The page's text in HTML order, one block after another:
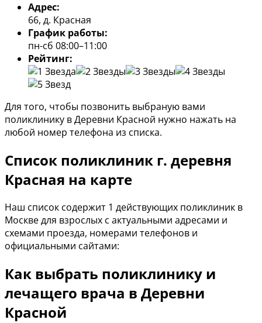
Адрес:
66, д. Красная
График работы:
пн-сб 08:00–11:00
Рейтинг:
Для того, чтобы позвонить выбраную вами
поликлинику в Деревни Красной нужно нажать на
любой номер телефона из списка.
Список поликлиник г. деревня
Красная на карте
Наш список содержит 1 действующих поликлиник в
Москве для взрослых с актуальными адресами и
схемами проезда, номерами телефонов и
официальными сайтами:
Как выбрать поликлинику и
лечащего врача в Деревни
Красной